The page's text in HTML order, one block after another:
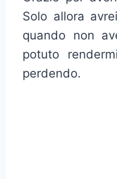
Solo allora
quando non
potuto
perdendo.